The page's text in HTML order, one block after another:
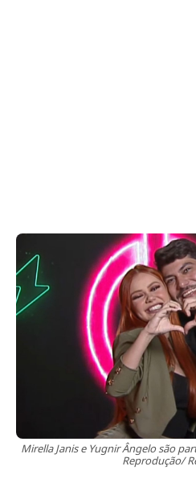
Mirella Janis e Yugnir Ângelo são
Reprodução/